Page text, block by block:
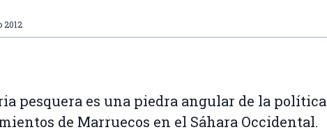
2012
pesquera es una piedra angular de la política
de Marruecos en el Sáhara Occidental.